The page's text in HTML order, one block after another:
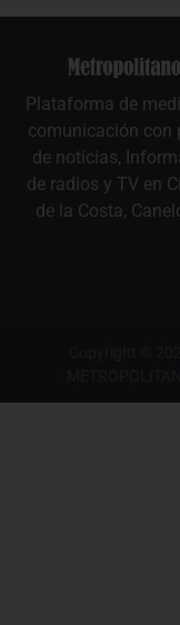
Plataforma de
comunicación con
de noticias,
de radios y TV en
de la Costa,